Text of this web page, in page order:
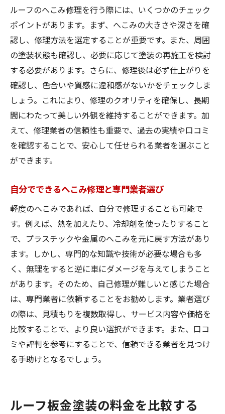
ルーフのへこみ修理を行う際には、いくつかのチェック
ポイントがあります。まず、へこみの大きさや深さを確
認し、修理方法を選定することが重要です。また、周囲
の塗装状態も確認し、必要に応じて塗装の再施工を検討
する必要があります。さらに、修理後は必ず仕上がりを
確認し、色合いや質感に違和感がないかをチェックしま
しょう。これにより、修理のクオリティを確保し、長期
間にわたって美しい外観を維持することができます。加
えて、修理業者の信頼性も重要で、過去の実績や口コミ
を確認することで、安心して任せられる業者を選ぶこと
ができます。
自分でできるへこみ修理と専門業者選び
軽度のへこみであれば、自分で修理することも可能で
す。例えば、熱を加えたり、冷却剤を使ったりすること
で、プラスチックや金属のへこみを元に戻す方法があり
ます。しかし、専門的な知識や技術が必要な場合も多
く、無理をすると逆に車にダメージを与えてしまうこと
があります。そのため、自己修理が難しいと感じた場合
は、専門業者に依頼することをお勧めします。業者選び
の際は、見積もりを複数取得し、サービス内容や価格を
比較することで、より良い選択ができます。また、口コ
ミや評判を参考にすることで、信頼できる業者を見つけ
る手助けとなるでしょう。
ルーフ板金塗装の料金を比較する